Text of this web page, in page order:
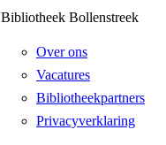
Bibliotheek Bollenstreek
Over ons
Vacatures
Bibliotheekpartners
Privacyverklaring